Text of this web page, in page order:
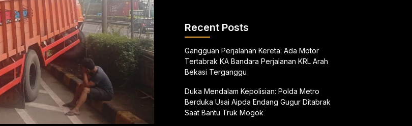
Recent Posts
Gangguan Perjalanan Kereta: Ada Motor
Tertabrak KA Bandara Perjalanan KRL Arah
Bekasi Terganggu
Duka Mendalam Kepolisian: Polda Metro
Berduka Usai Aipda Endang Gugur Ditabrak
Saat Bantu Truk Mogok